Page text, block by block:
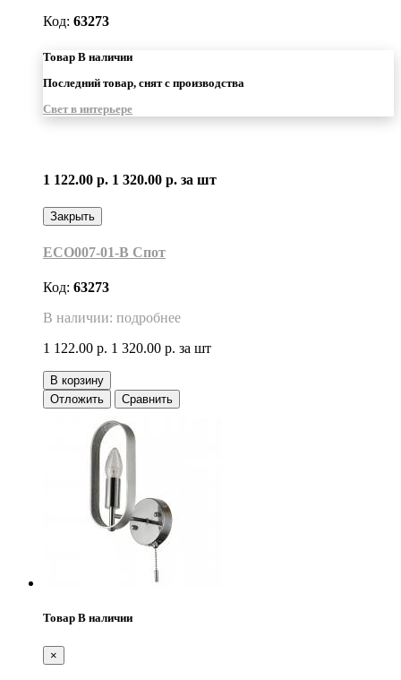
Код: 63273
Товар В наличии
Последний товар, снят с производства
Свет в интерьере
1 122.00 р. 1 320.00 р. за шт
Закрыть
ECO007-01-B Cпот
Код: 63273
В наличии: подробнее
1 122.00 р. 1 320.00 р. за шт
В корзину
Отложить
Сравнить
Товар В наличии
×